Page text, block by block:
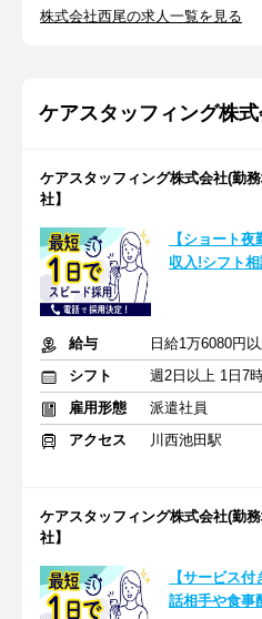
株式会社西尾の求人一覧を見る
ケアスタッフィング株
ケアスタッフィング株式会社(勤
社】
【ショート
収入!シフト
給与
日給1万6080円
シフト
雇用形態
派遣社員
アクセス
川西池田駅
ケアスタッフィング株式会社(勤
社】
【サービス
話相手や食事